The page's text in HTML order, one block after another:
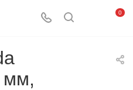
0
мм,